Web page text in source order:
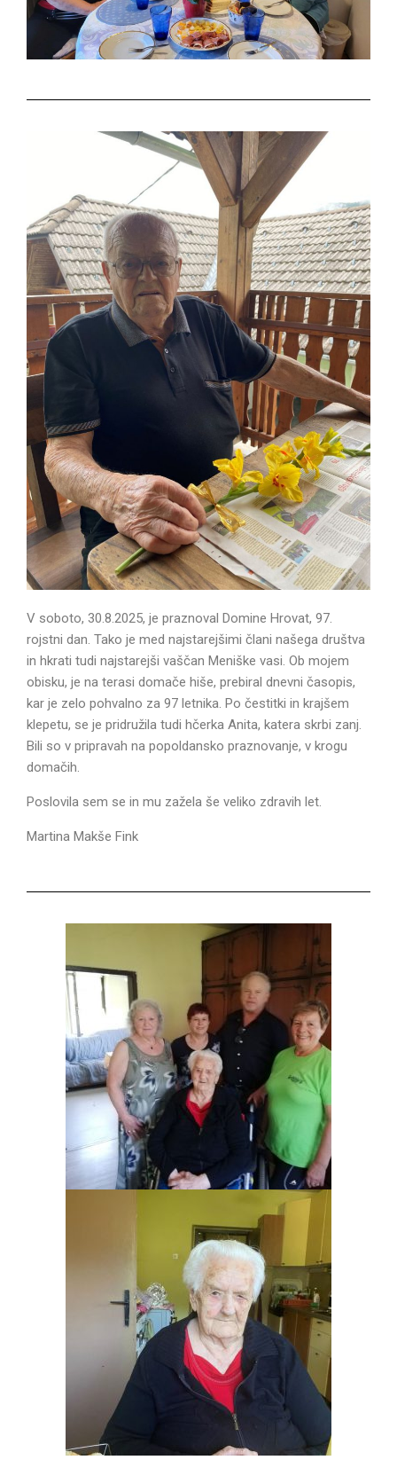
V soboto, 30.8.2025, je praznoval Domine Hrovat, 97.
rojstni dan. Tako je med najstarejšimi člani našega društva
in hkrati tudi najstarejši vaščan Meniške vasi. Ob mojem
obisku, je na terasi domače hiše, prebiral dnevni časopis,
kar je zelo pohvalno za 97 letnika. Po čestitki in krajšem
klepetu, se je pridružila tudi hčerka Anita, katera skrbi zanj.
Bili so v pripravah na popoldansko praznovanje, v krogu
domačih.
Poslovila sem se in mu zažela še veliko zdravih let.
Martina Makše Fink